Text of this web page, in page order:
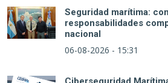
Seguridad marítima:
responsabilidades
nacional
06-08-2026 - 15:31